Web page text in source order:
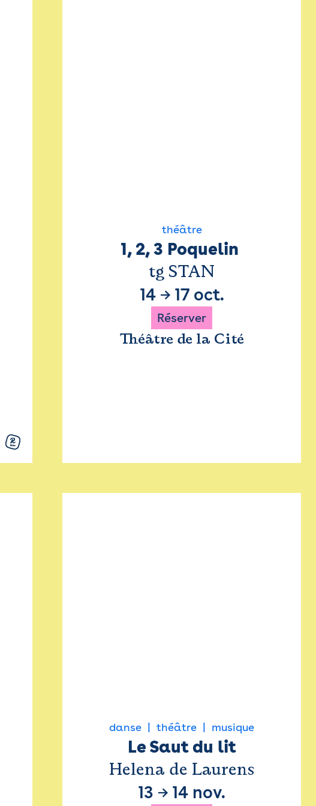
théâtre
1, 2, 3 Poquelin
tg STAN
14→ 17 oct.
Réserver
Théâtre de la Cité
danse théâtre musique
Le Saut du lit
Helena de Laurens
13 → 14 nov.